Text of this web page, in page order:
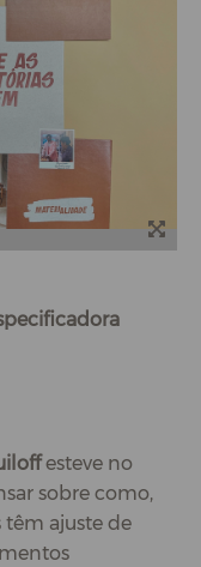
esteve no
sobre como,
têm ajuste de